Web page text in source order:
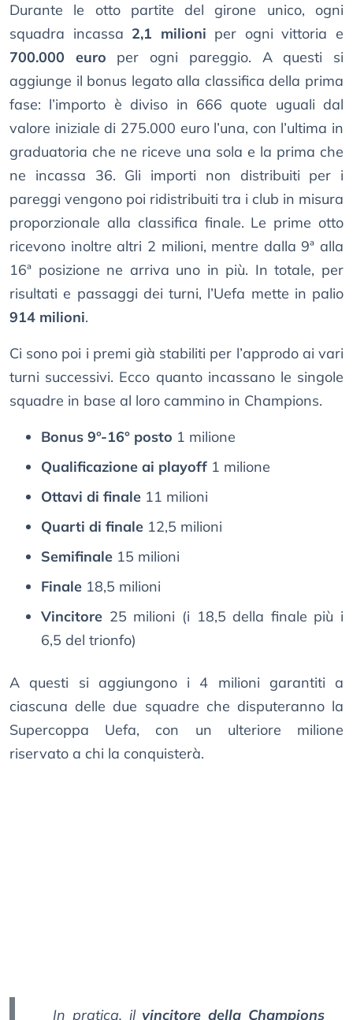
Durante le otto partite del girone unico, ogni
squadra incassa 2,1 milioni per ogni vittoria e
700.000 euro per ogni pareggio. A questi si
aggiunge il bonus legato alla classifica della prima
fase: l’importo è diviso in 666 quote uguali dal
valore iniziale di 275.000 euro l’una, con l’ultima in
graduatoria che ne riceve una sola e la prima che
ne incassa 36. Gli importi non distribuiti per i
pareggi vengono poi ridistribuiti tra i club in misura
proporzionale alla classifica finale. Le prime otto
ricevono inoltre altri 2 milioni, mentre dalla 9ª alla
16ª posizione ne arriva uno in più. In totale, per
risultati e passaggi dei turni, l’Uefa mette in palio
914 milioni.
Ci sono poi i premi già stabiliti per l’approdo ai vari
turni successivi. Ecco quanto incassano le singole
squadre in base al loro cammino in Champions.
Bonus 9°-16° posto 1 milione
Qualificazione ai playoff 1 milione
Ottavi di finale 11 milioni
Quarti di finale 12,5 milioni
Semifinale 15 milioni
Finale 18,5 milioni
Vincitore 25 milioni (i 18,5 della finale più i
6,5 del trionfo)
A questi si aggiungono i 4 milioni garantiti a
ciascuna delle due squadre che disputeranno la
Supercoppa Uefa, con un ulteriore milione
riservato a chi la conquisterà.
In pratica, ilvincitore della Champions